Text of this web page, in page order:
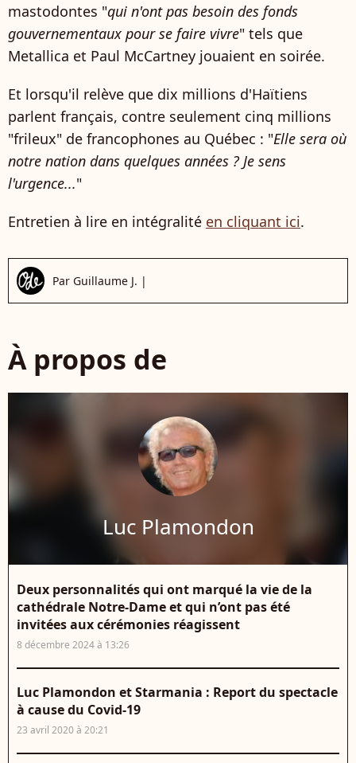
mastodontes "qui n'ont pas besoin des fonds
gouvernementaux pour se faire vivre" tels que
Metallica et Paul McCartney jouaient en soirée.
Et lorsqu'il relève que dix millions d'Haïtiens
parlent français, contre seulement cinq millions
"frileux" de francophones au Québec : "Elle sera où
notre nation dans quelques années ? Je sens
l'urgence..."
Entretien à lire en intégralité en cliquant ici.
Par Guillaume J. |
À propos de
Luc Plamondon
Deux personnalités qui ont marqué la vie de la
cathédrale Notre-Dame et qui n’ont pas été
invitées aux cérémonies réagissent
8 décembre 2024 à 13:26
Luc Plamondon et Starmania : Report du spectacle
à cause du Covid-19
23 avril 2020 à 20:21